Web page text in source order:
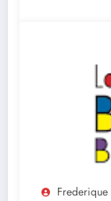
Frederique